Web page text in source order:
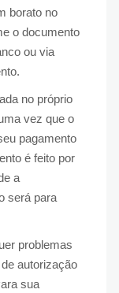
borato no
o documento
ou via
no próprio
vez que o
pagamento
é feito por
a
será para
problemas
autorização
sua